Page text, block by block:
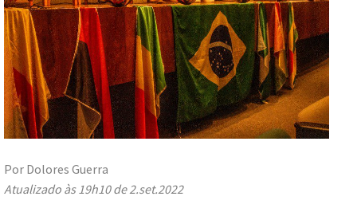
Por Dolores Guerra
Atualizado às 19h10 de 2.set.2022